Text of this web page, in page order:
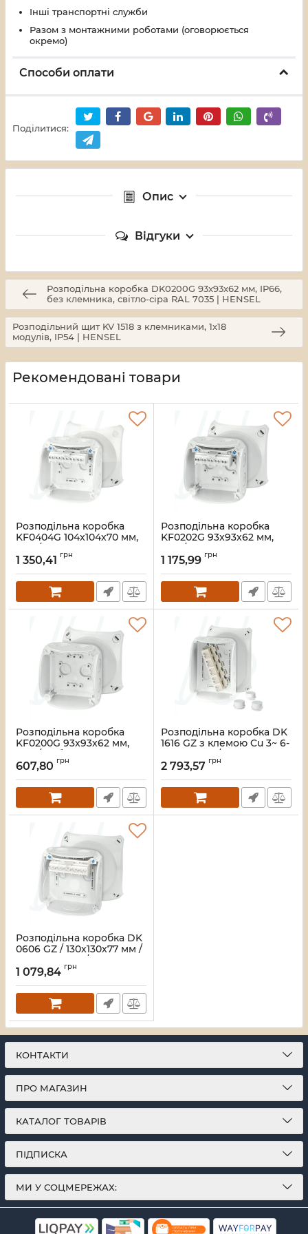
Інші транспортні служби
Разом з монтажними роботами (оговорюється
окремо)
Способи оплати
Поділитися:
Опис
Відгуки
Розподільна коробка DK0200G 93x93x62 мм, IP66,
без клемника, світло-сіра RAL 7035 | HENSEL
Розподільний щит KV 1518 з клемниками, 1х18
модулів, IP54 | HENSEL
Рекомендовані товари
Розподільна коробка
KF0404G 104x104x70 мм,
IP66/67, з клемником 5х4
мм², світло-сіра RAL 7035
Артикул:33_00000004936
1 350,41 грн
Розподільна коробка
KF0202G 93x93x62 мм,
IP66/67, з клемником
5х2,5 мм², світло-сіра RAL
Артикул:33_00000004933
1 175,99 грн
Розподільна коробка
KF0200G 93x93x62 мм,
IP66/67, без клемника,
світло-сіра RAL 7035 |
Артикул:33_00000004931
607,80 грн
Розподільна коробка DK
1616 GZ з клемою Cu 3~ 6-
16 мм2 IP55/66 210x155x92
сіра RAL 7035
Артикул:33_00000004885
2 793,57 грн
Розподільна коробка DK
0606 GZ / 130x130x77 мм /
з клемником / сіра RAL
7035 / IP66
Артикул:33_00000004877
1 079,84 грн
КОНТАКТИ
ПРО МАГАЗИН
КАТАЛОГ ТОВАРІВ
ПІДПИСКА
МИ У СОЦМЕРЕЖАХ: